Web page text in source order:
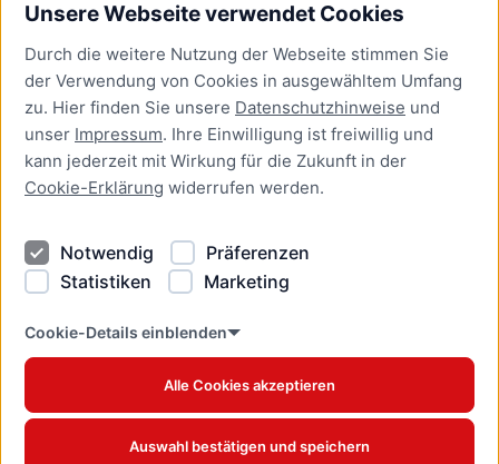
Unsere Webseite verwendet Cookies
Durch die weitere Nutzung der Webseite stimmen Sie
der Verwendung von Cookies in ausgewähltem Umfang
zu. Hier finden Sie unsere Datenschutzhinweise und
unser Impressum. Ihre Einwilligung ist freiwillig und
kann jederzeit mit Wirkung für die Zukunft in der
Cookie-Erklärung widerrufen werden.
Notwendig
Präferenzen
Statistiken
Marketing
Cookie-Details einblenden
Alle Cookies akzeptieren
Auswahl bestätigen und speichern
Bürgerservice
Presse
Newsletter Lübeck:kompakt
Kontakt
Kontakt
Datenschutzhinweise
Barrierefreiheit
Cookie Erklärung
www.luebeck.de